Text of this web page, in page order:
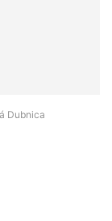
Dubnica